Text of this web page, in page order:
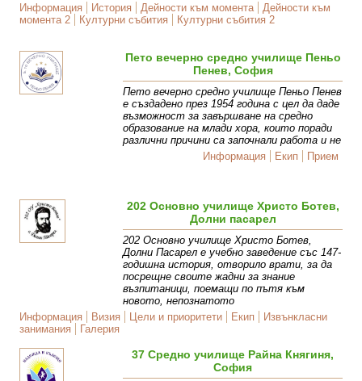
Информация
История Дейности към момента
Дейности към
момента 2
Културни събития Културни събития 2
Пето вечерно средно училище Пеньо
Пенев, София
Пето вечерно средно училище Пеньо Пенев
е създадено през 1954 година с цел да даде
възможност за завършване на средно
образование на млади хора, които поради
различни причини са започнали работа и не
Информация
Екип Прием
202 Основно училище Христо Ботев,
Долни пасарел
202 Основно училище Христо Ботев,
Долни Пасарел е учебно заведение със 147-
годишна история, отворило врати, за да
посрещне своите жадни за знание
възпитаници, поемащи по пътя към
новото, непознатото
Информация
Визия Цели и приоритети Екип
Извънкласни
занимания
Галерия
37 Средно училище Райна Княгиня,
София